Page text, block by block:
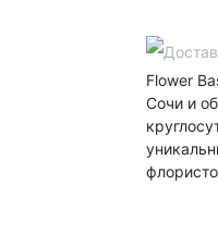
Flower
Сочи и